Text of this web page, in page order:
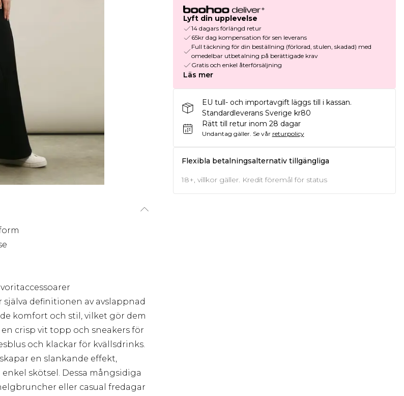
själva definitionen av avslappnad
komfort och stil, vilket gör dem
crisp vit topp och sneakers för
och klackar för kvällsdrinks.
en slankande effekt,
skötsel. Dessa mångsidiga
eller casual fredagar
Lyft din upplevelse
14 dagars förlängd retur
65kr dag kompensation för sen leverans
Full täckning för din beställning (förlorad, stulen, skadad) med
omedelbar utbetalning på berättigade krav
Gratis och enkel återförsäljning
Läs mer
EU tull- och importavgift läggs till i kassan.
Standardleverans Sverige kr80
Rätt till retur inom 28 dagar
Undantag gäller. Se vår returpolicy
Flexibla betalningsalternativ tillgängliga
18+, villkor gäller. Kredit föremål för status